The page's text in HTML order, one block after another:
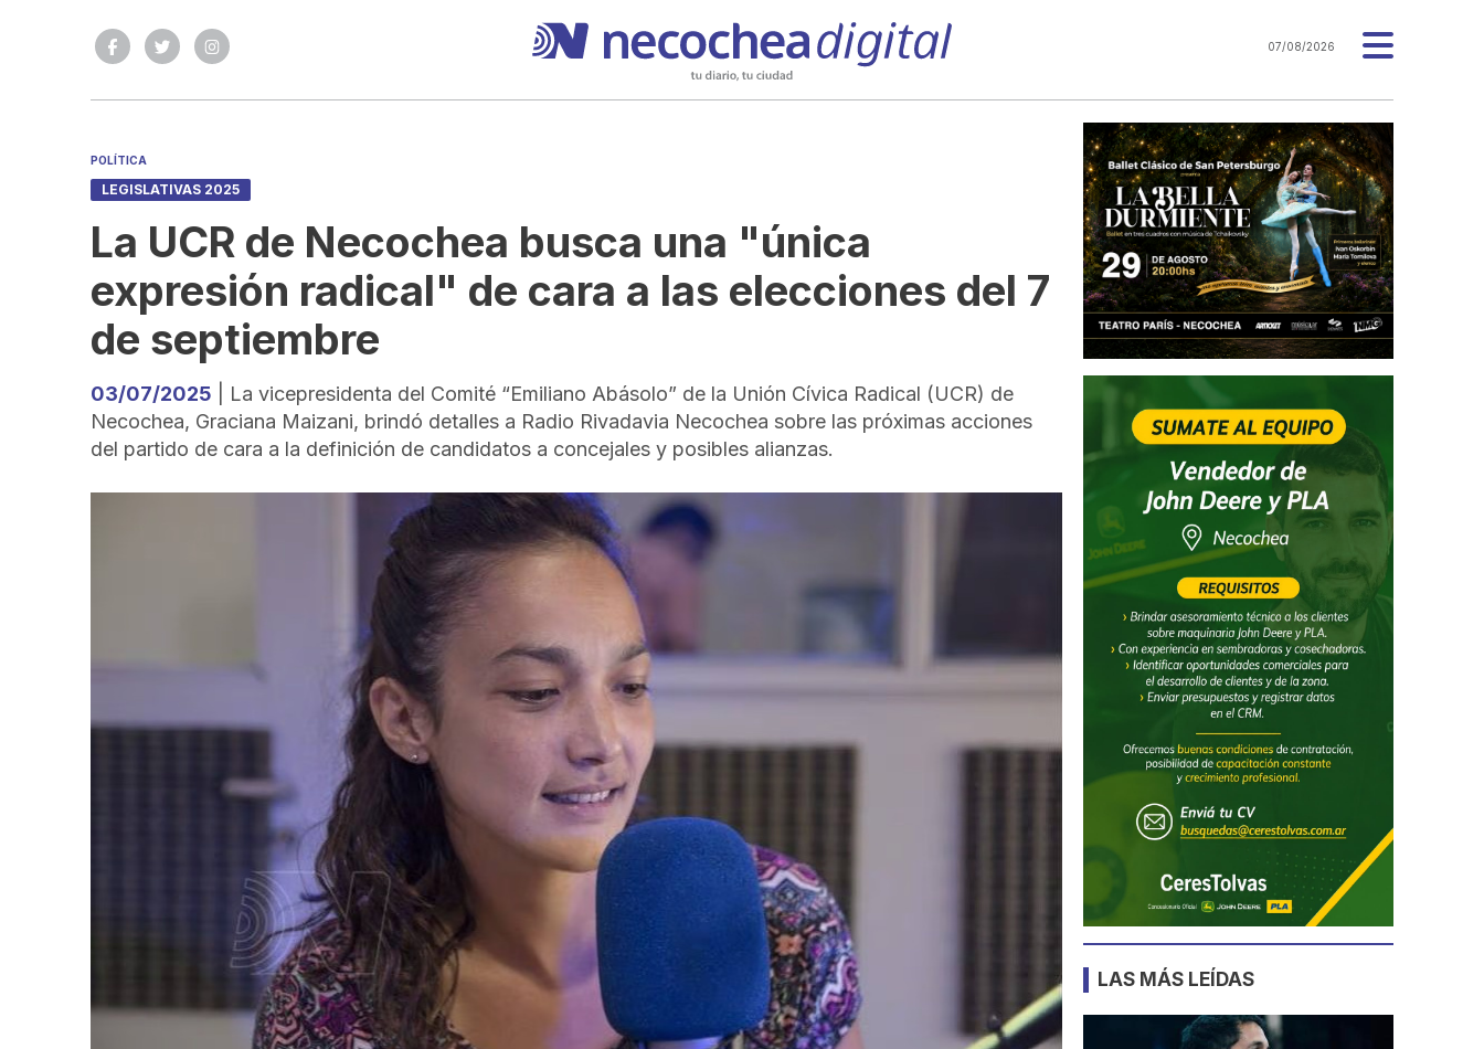
07/08/2026
POLÍTICA
LEGISLATIVAS 2025
La UCR de Necochea busca una "única
expresión radical" de cara a las elecciones del 7
de septiembre
03/07/2025 | La vicepresidenta del Comité “Emiliano Abásolo” de la Unión Cívica Radical (UCR) de
Necochea, Graciana Maizani, brindó detalles a Radio Rivadavia Necochea sobre las próximas acciones
del partido de cara a la definición de candidatos a concejales y posibles alianzas.
LAS MÁS LEÍDAS